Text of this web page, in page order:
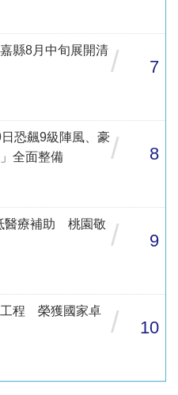
縣8月中旬展開清 / 7
恐飆9級陣風、豪
全面整備
/ 8
醫療補助 桃園敬 / 9
工程 榮獲國家卓
/ 10